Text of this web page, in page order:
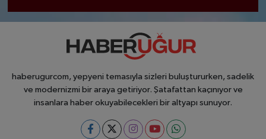
haberugurcom, yepyeni temasıyla sizleri buluştururken, sadelik
ve modernizmi bir araya getiriyor. Şatafattan kaçınıyor ve
insanlara haber okuyabilecekleri bir altyapı sunuyor.